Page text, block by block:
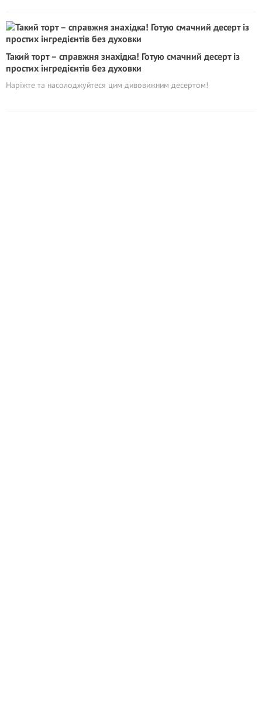
Такий торт – справжня знахідка! Готую смачний десерт із
простих інгредієнтів без духовки
Наріжте та насолоджуйтеся цим дивовижним десертом!